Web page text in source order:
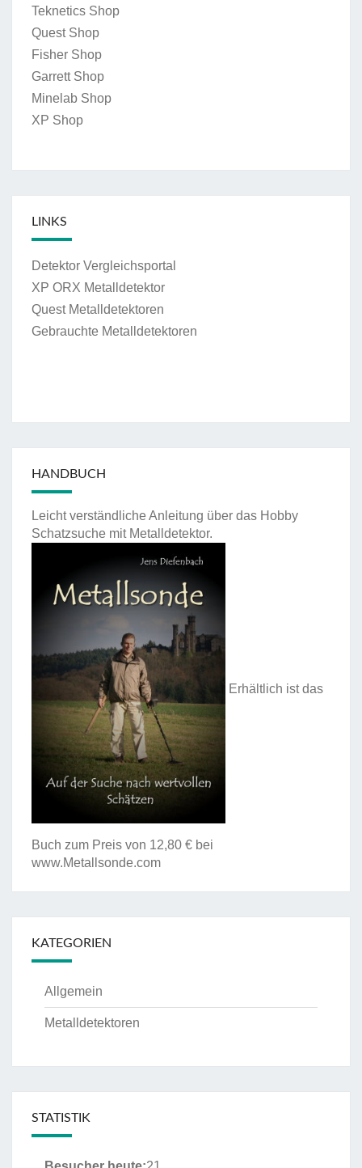
Teknetics Shop
Quest Shop
Fisher Shop
Garrett Shop
Minelab Shop
XP Shop
LINKS
Detektor Vergleichsportal
XP ORX Metalldetektor
Quest Metalldetektoren
Gebrauchte Metalldetektoren
HANDBUCH
Leicht verständliche Anleitung über das Hobby
Schatzsuche mit Metalldetektor.
Erhältlich ist das
Buch zum Preis von 12,80 € bei
www.Metallsonde.com
KATEGORIEN
Allgemein
Metalldetektoren
STATISTIK